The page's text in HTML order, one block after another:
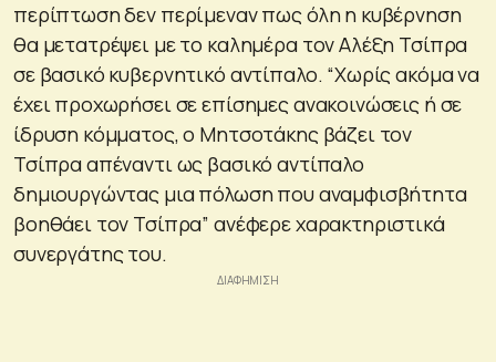
περίπτωση δεν περίμεναν πως όλη η κυβέρνηση
θα μετατρέψει με το καλημέρα τον Αλέξη Τσίπρα
σε βασικό κυβερνητικό αντίπαλο. “Χωρίς ακόμα να
έχει προχωρήσει σε επίσημες ανακοινώσεις ή σε
ίδρυση κόμματος, ο Μητσοτάκης βάζει τον
Τσίπρα απέναντι ως βασικό αντίπαλο
δημιουργώντας μια πόλωση που αναμφισβήτητα
βοηθάει τον Τσίπρα” ανέφερε χαρακτηριστικά
συνεργάτης του.